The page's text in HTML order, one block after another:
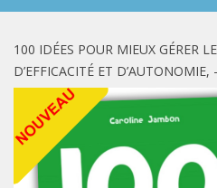
100 IDÉES POUR MIEUX GÉRER
D’EFFICACITÉ ET D’AUTONOMIE,